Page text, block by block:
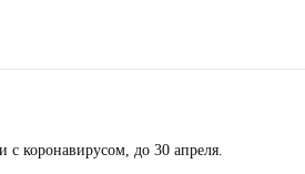
коронавирусом, до 30 апреля.